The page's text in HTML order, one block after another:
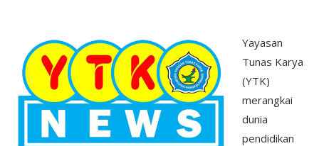
Yayasan
Tunas Karya
(YTK)
merangkai
dunia
pendidikan